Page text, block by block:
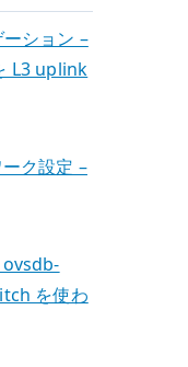
ション –
L3 uplink
ク設定 –
を使わ